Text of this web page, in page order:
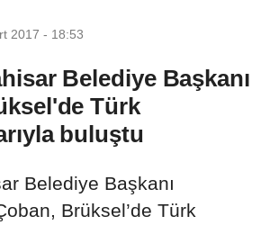
2017 - 18:53
Belediye Başkanı
Türk
buluştu
Belediye Başkanı
Brüksel’de Türk